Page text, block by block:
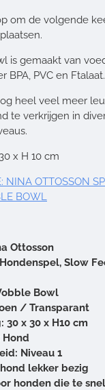
om de volgende
is gemaakt van
BPA, PVC en Ftalaat.
heel veel meer
te verkrijgen in
x H 10 cm
NINA OTTOSSON
BOWL
Ottosson
Slow
Bowl
/ Transparant
30 x 30 x H10 cm
Hond
Niveau 1
lekker bezig
honden die te